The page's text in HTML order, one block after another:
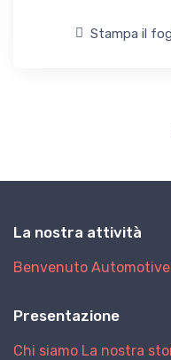
Stampa il
La nostra attività
Benvenuto Automotive
Presentazione
Chi siamo La nostra